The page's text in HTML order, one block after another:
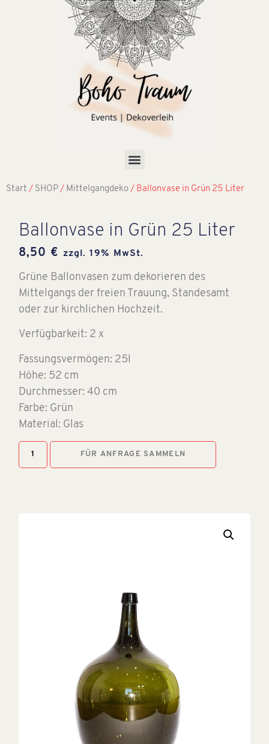
Start / SHOP / Mittelgangdeko / Ballonvase in Grün 25 Liter
Ballonvase in Grün 25 Liter
8,50 € zzgl. 19% MwSt.
Grüne Ballonvasen zum dekorieren des
Mittelgangs der freien Trauung, Standesamt
oder zur kirchlichen Hochzeit.
Verfügbarkeit: 2 x
Fassungsvermögen: 25l
Höhe: 52 cm
Durchmesser: 40 cm
Farbe: Grün
Material: Glas
FÜR ANFRAGE SAMMELN